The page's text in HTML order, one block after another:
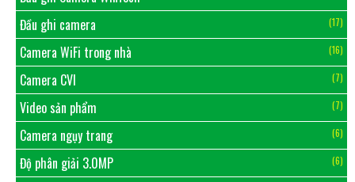
Đầu ghi camera (17)
Camera WiFi trong nhà (16)
Camera CVI (7)
Video sản phẩm (7)
Camera ngụy trang (6)
Độ phân giải 3.0MP (6)